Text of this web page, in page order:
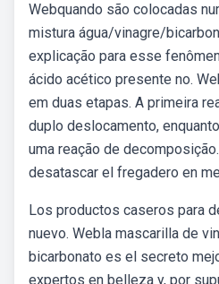
Webquando são colocadas
mistura água/vinagre/
explicação para esse
ácido acético presente no.
em duas etapas. A primeira
duplo deslocamento,
uma reação de
desatascar el fregadero en
Los productos caseros para
nuevo. Webla mascarilla de
bicarbonato es el secreto
expertos en belleza y, por